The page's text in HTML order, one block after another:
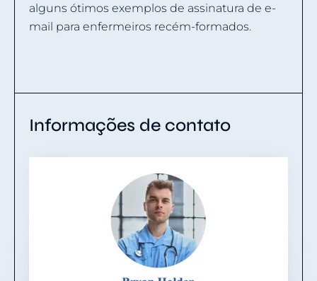
alguns ótimos exemplos de assinatura de e-
mail para enfermeiros recém-formados.
Informações de contato